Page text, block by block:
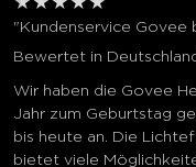
★ ★ ★ ★ ★
"Kundenservice Govee
Bewertet in
Wir haben die Govee
Jahr zum Geburtstag
bis heute an. Die
bietet viele